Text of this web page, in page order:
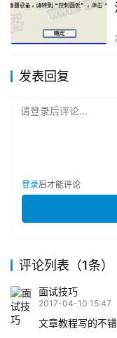
发表回复
请登录后评论...
登录后才能评论
评论列表（1条）
面试技巧
2017-04-10 15:47
文章教程写的不